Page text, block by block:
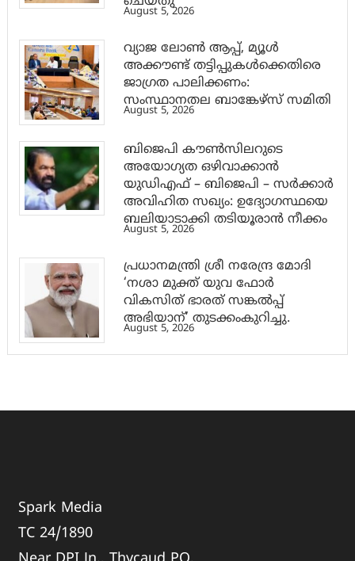
August 5, 2026
വ്യാജ ലോൺ ആപ്പ്, മ്യൂൾ
അക്കൗണ്ട് തട്ടിപ്പുകൾക്കെതിരെ
ജാ​ഗ്രത പാലിക്കണം:
സംസ്ഥാനതല ബാങ്കേഴ്സ് സമിതി
August 5, 2026
ബിജെപി കൗൺസിലറുടെ
അയോഗ്യത ഒഴിവാക്കാൻ
യുഡിഎഫ് – ബിജെപി – സർക്കാർ
അവിഹിത സഖ്യം: ഉദ്യോഗസ്ഥയെ
ബലിയാടാക്കി തടിയൂരാൻ നീക്കം
August 5, 2026
പ്രധാനമന്ത്രി ശ്രീ നരേന്ദ്ര മോദി
‘നശാ മുക്ത് യുവ ഫോർ
വികസിത് ഭാരത് സങ്കൽപ്പ്
അഭിയാന്’ തുടക്കംകുറിച്ചു.
August 5, 2026
Spark Media
TC 24/1890